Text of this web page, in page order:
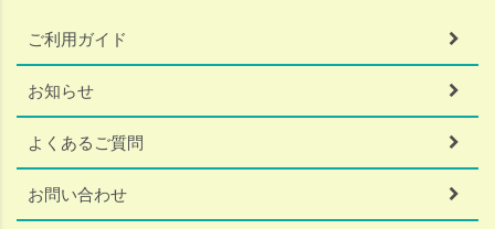
ご利用ガイド
お知らせ
よくあるご質問
お問い合わせ